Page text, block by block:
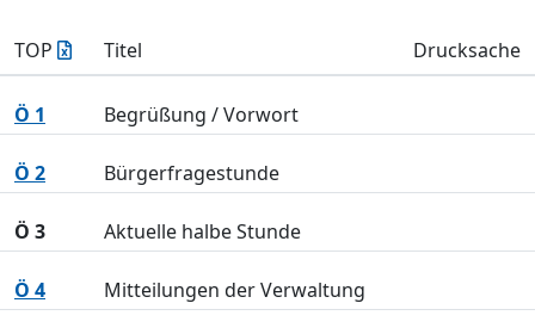
TOP Titel Drucksache
Ö 1 Begrüßung / Vorwort
Ö 2 Bürgerfragestunde
Ö 3 Aktuelle halbe Stunde
Ö 4 Mitteilungen der Verwaltung